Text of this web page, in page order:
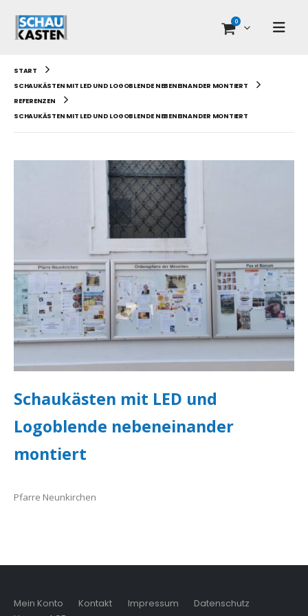
0
START
SCHAUKÄSTEN MIT LED UND LOGOBLENDE NEBENEINANDER MONTIERT
REFERENZEN
SCHAUKÄSTEN MIT LED UND LOGOBLENDE NEBENEINANDER MONTIERT
Schaukästen mit LED und
Logoblende nebeneinander
montiert
Pfarre Neunkirchen
Mein Konto Kontakt Impressum
Datenschutz